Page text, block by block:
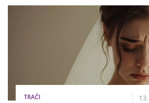
pričakovanja pred poroko s Cristianom
naj bi bila na vrsti septembra 2026.
TRAČI